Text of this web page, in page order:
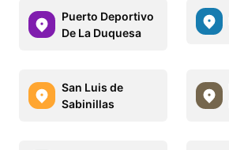
Puerto Deportivo
De La Duquesa
San Luis de
Sabinillas